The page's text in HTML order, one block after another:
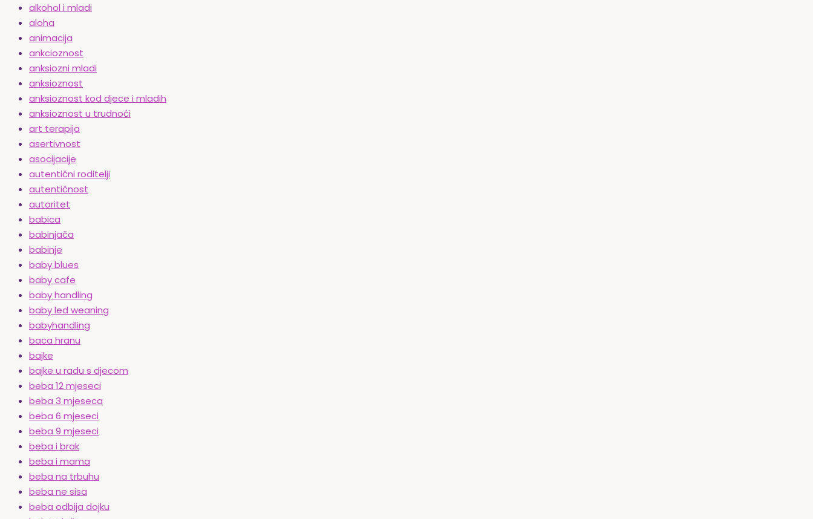
alkohol i mladi
aloha
animacija
ankcioznost
anksiozni mladi
anksioznost
anksioznost kod djece i mladih
anksioznost u trudnoći
art terapija
asertivnost
asocijacije
autentični roditelji
autentičnost
autoritet
babica
babinjača
babinje
baby blues
baby cafe
baby handling
baby led weaning
babyhandling
baca hranu
bajke
bajke u radu s djecom
beba 12 mjeseci
beba 3 mjeseca
beba 6 mjeseci
beba 9 mjeseci
beba i brak
beba i mama
beba na trbuhu
beba ne sisa
beba odbija dojku